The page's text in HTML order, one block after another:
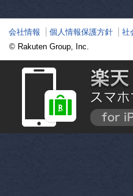
会社情報 個人情報保護方針 社
© Rakuten Group, Inc.